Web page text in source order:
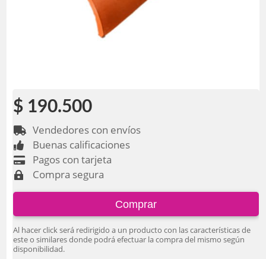
$ 190.500
 Vendedores con envíos
 Buenas calificaciones
 Pagos con tarjeta
 Compra segura
Comprar
Al hacer click será redirigido a un producto con las características de
este o similares donde podrá efectuar la compra del mismo según
disponibilidad.